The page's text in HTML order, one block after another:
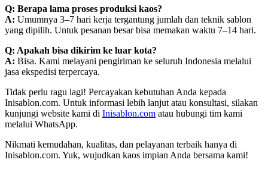
Q: Berapa lama proses produksi kaos?
A: Umumnya 3–7 hari kerja tergantung jumlah dan teknik sablon
yang dipilih. Untuk pesanan besar bisa memakan waktu 7–14 hari.
Q: Apakah bisa dikirim ke luar kota?
A: Bisa. Kami melayani pengiriman ke seluruh Indonesia melalui
jasa ekspedisi terpercaya.
Tidak perlu ragu lagi! Percayakan kebutuhan Anda kepada
Inisablon.com. Untuk informasi lebih lanjut atau konsultasi, silakan
kunjungi website kami di Inisablon.com atau hubungi tim kami
melalui WhatsApp.
Nikmati kemudahan, kualitas, dan pelayanan terbaik hanya di
Inisablon.com. Yuk, wujudkan kaos impian Anda bersama kami!